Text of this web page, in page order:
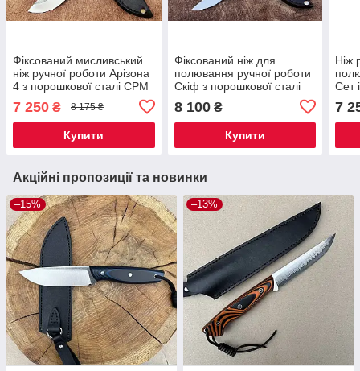
Фіксований мисливський
ніж ручної роботи Арізона
4 з порошкової сталі CPM
комплекті
7 250 ₴ 8 175 ₴
Купити
Фіксований ніж для
полювання ручної роботи
Скіф з порошкової сталі
шкіряний чохол у
комплекті
8 100₴
Купити
Ніж
Сет
7
Акційні пропозиції та новинки
–15% –13%